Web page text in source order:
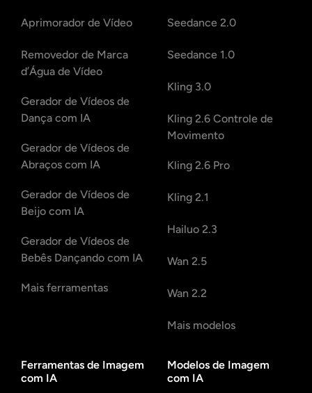
Aprimorador de Vídeo
Removedor de Marca
d’Água de Vídeo
Gerador de Vídeos de
Dança com IA
Gerador de Vídeos de
Abraços com IA
Gerador de Vídeos de
Beijo com IA
Gerador de Vídeos de
Bebês Dançando com IA
Mais ferramentas
Seedance 2.0
Seedance 1.0
Kling 3.0
Kling 2.6 Controle de
Movimento
Kling 2.6 Pro
Kling 2.1
Hailuo 2.3
Wan 2.5
Wan 2.2
Mais modelos
Ferramentas de Imagem
com IA
Modelos de Imagem
com IA